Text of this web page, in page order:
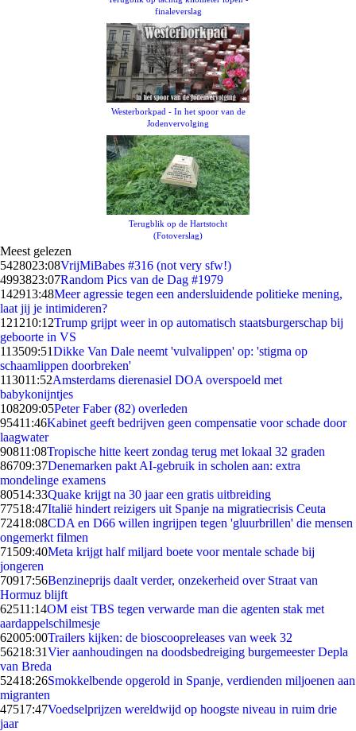
finaleverslag
Westerborkpad - In het spoor van de
Jodenvervolging
Terugblik op de Hartstocht
(Fotoverslag)
Meest gelezen
5428023:08VrijMiBabes #316 (not very sfw!)
4993823:07Random Pics van de Dag #1979
142913:48Meer agressie tegen een andersluidende politieke mening,
laat jij je intimideren?
121210:12Trump grijpt weer in op automatisch staatsburgerschap bij
geboorte in VS
113509:51Dikke Van Dale neemt 'vulvalippen' op: 'stigma op
schaamlippen doorbreken'
113011:52Amsterdams dierenasiel DOA overspoeld met
babykonijntjes
108209:05Peter Faber (82) overleden
95411:46Kabinet geeft bedrijven geen compensatie voor schade door
laagwater
90811:08Tropische hitte keert zondag terug met lokaal 32 graden
86709:37Denemarken pakt AI-gebruik in scholen aan: extra
mondelinge examens
80514:33Quake krijgt na 30 jaar een gratis uitbreiding
77518:47Italië hindert reizigers uit Spanje na migratiecrisis Ceuta
72418:08CDA en D66 willen ingrijpen tegen 'gluurbrillen' die mensen
ongemerkt filmen
71509:40Meta krijgt half miljard boete voor mentale schade bij
jongeren
70917:56Benzineprijs daalt verder, onzekerheid over Straat van
Hormuz blijft
62511:14OM eist TBS tegen verwarde man die agenten stak met
aardappelschilmesje
62005:00Trailers kijken: de bioscoopreleases van week 32
56218:31Vier aanhoudingen na doodsbedreiging burgemeester Depla
van Breda
52418:26Smokkelbende opgerold in Spanje, verdienden miljoenen aan
migranten
47517:47Voedselprijzen wereldwijd op hoogste niveau in ruim drie
jaar